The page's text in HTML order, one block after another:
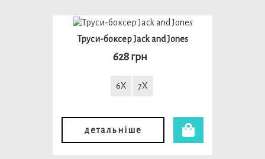
Труси-боксер Jack and Jones
628 грн
6X 7X
детальніше